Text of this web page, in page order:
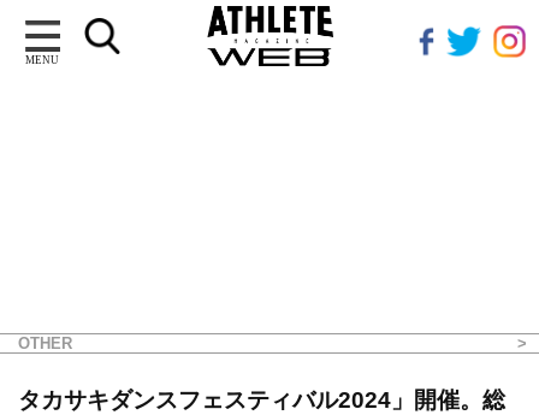
MENU
OTHER
タカサキダンスフェスティバル2024」開催。総